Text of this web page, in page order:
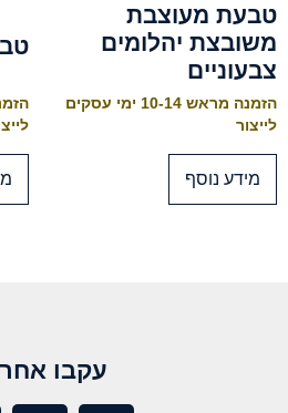
טבעת מעוצבת
משובצת יהלומים
צבעוניים
הזמנה מראש 10-14 ימי עסקים
לייצור
מידע נוסף
עקבו